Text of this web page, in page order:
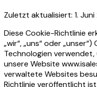
Zuletzt aktualisiert: 1.
Diese Cookie-Richtlinie
„wir“, „uns“ oder
Technologien verwendet,
unsere Website
verwaltete Websites
Richtlinie veröffentlicht